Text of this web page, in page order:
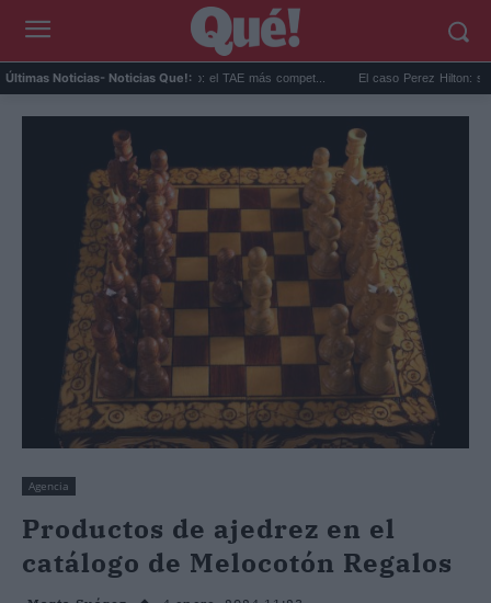
Últimas Noticias- Noticias Que!:
hipotecas de agosto: el TAE más compet... El caso Perez Hilton: su familia
Agencia
Productos de ajedrez en el
catálogo de Melocotón Regalos